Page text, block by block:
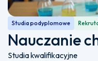
Studia podyplomowe
Nauczanie
Studia kwalifikacyjne